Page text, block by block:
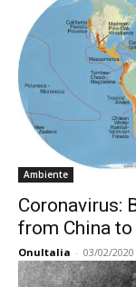
Ambiente
Coronavirus:
from China
OnuItalia - 03/02/2020